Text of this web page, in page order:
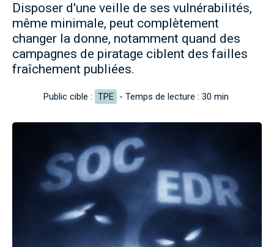
Disposer d'une veille de ses vulnérabilités,
même minimale, peut complètement
changer la donne, notamment quand des
campagnes de piratage ciblent des failles
fraîchement publiées.
Public cible : TPE - Temps de lecture : 30 min